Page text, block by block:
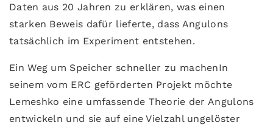
Daten aus 20 Jahren zu erklären, was einen
starken Beweis dafür lieferte, dass Angulons
tatsächlich im Experiment entstehen.
Ein Weg um Speicher schneller zu machenIn
seinem vom ERC geförderten Projekt möchte
Lemeshko eine umfassende Theorie der Angulons
entwickeln und sie auf eine Vielzahl ungelöster